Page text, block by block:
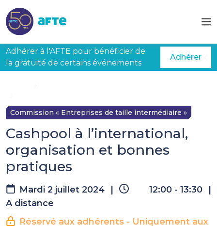
Adhérer à l'AFTE pour bénéficier de
la gratuité de certains événements
Adhérer
Commission « Entreprises de taille intermédiaire »
Cashpool à l’international,
organisation et bonnes
pratiques
Mardi 2 juillet 2024 12:00 - 13:30
A distance
Réservé aux adhérents - Uniquement aux